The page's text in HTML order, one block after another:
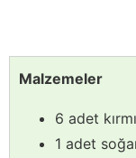
Malzemeler
6 adet
1 adet